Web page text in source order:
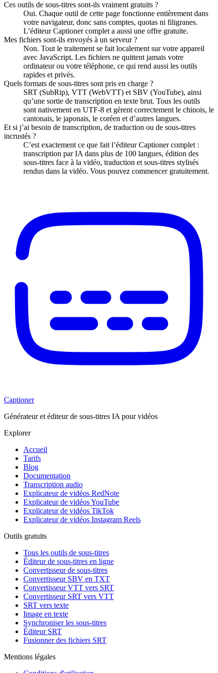
Ces outils de sous-titres sont-ils vraiment gratuits ?
Oui. Chaque outil de cette page fonctionne entièrement dans
votre navigateur, donc sans comptes, quotas ni filigranes.
L’éditeur Captioner complet a aussi une offre gratuite.
Mes fichiers sont-ils envoyés à un serveur ?
Non. Tout le traitement se fait localement sur votre appareil
avec JavaScript. Les fichiers ne quittent jamais votre
ordinateur ou votre téléphone, ce qui rend aussi les outils
rapides et privés.
Quels formats de sous-titres sont pris en charge ?
SRT (SubRip), VTT (WebVTT) et SBV (YouTube), ainsi
qu’une sortie de transcription en texte brut. Tous les outils
sont nativement en UTF-8 et gèrent correctement le chinois, le
cantonais, le japonais, le coréen et d’autres langues.
Et si j’ai besoin de transcription, de traduction ou de sous-titres
incrustés ?
C’est exactement ce que fait l’éditeur Captioner complet :
transcription par IA dans plus de 100 langues, édition des
sous-titres face à la vidéo, traduction et sous-titres stylisés
rendus dans la vidéo. Vous pouvez commencer gratuitement.
Captioner
Générateur et éditeur de sous-titres IA pour vidéos
Explorer
Accueil
Tarifs
Blog
Documentation
Transcription audio
Explicateur de vidéos RedNote
Explicateur de vidéos YouTube
Explicateur de vidéos TikTok
Explicateur de vidéos Instagram Reels
Outils gratuits
Tous les outils de sous-titres
Éditeur de sous-titres en ligne
Convertisseur de sous-titres
Convertisseur SBV en TXT
Convertisseur VTT vers SRT
Convertisseur SRT vers VTT
SRT vers texte
Image en texte
Synchroniser les sous-titres
Éditeur SRT
Fusionner des fichiers SRT
Mentions légales